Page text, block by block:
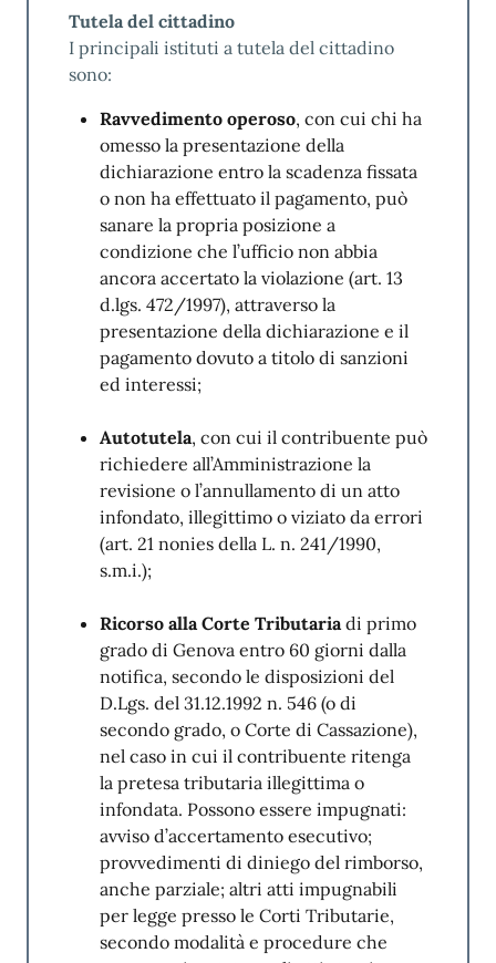
elevato volume di
durante i periodi di
versamenti
Tempo per
risposte scritte
(e-mail)
Entro 30
giorni
lavorativi
98%
Tempo massimo
sportello
nei 30
giorni
antecedenti
le
scadenze)
100%
standard qualità
Risultati qualità IMU 2025
Azioni di miglioramento
in corso
L’organizzazione persegue il miglioramento
continuo dell’efficacia e dell’efficienza dei
propri servizi a beneficio di tutte le parti
interessate. Nel rispetto di questo principio è
avviata per l’anno 2026 la seguente azione di
miglioramento:
Tutela del cittadino
I principali istituti a tutela del cittadino
sono:
Ravvedimento operoso, con cui chi ha
omesso la presentazione della
dichiarazione entro la scadenza fissata
o non ha effettuato il pagamento, può
sanare la propria posizione a
condizione che l’ufficio non abbia
ancora accertato la violazione (art. 13
d.lgs. 472/1997), attraverso la
presentazione della dichiarazione e il
pagamento dovuto a titolo di sanzioni
ed interessi;
Autotutela, con cui il contribuente può
richiedere all’Amministrazione la
revisione o l’annullamento di un atto
infondato, illegittimo o viziato da errori
(art. 21 nonies della L. n. 241/1990,
s.m.i.);
Ricorso alla Corte Tributariadi primo
grado di Genova entro 60 giorni dalla
notifica, secondo le disposizioni del
D.Lgs. del 31.12.1992 n. 546 (o di
secondo grado, o Corte di Cassazione),
nel caso in cui il contribuente ritenga
la pretesa tributaria illegittima o
infondata. Possono essere impugnati:
avviso d’accertamento esecutivo;
provvedimenti di diniego del rimborso,
anche parziale; altri atti impugnabili
per legge presso le Corti Tributarie,
secondo modalità e procedure che